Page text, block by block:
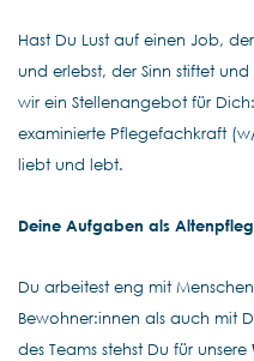
Hast Du Lust auf einen Job,
und erlebst, der Sinn stiftet
wir ein Stellenangebot für
examinierte Pflegefachkraft
liebt und lebt.
Deine Aufgaben als
Du arbeitest eng mit
Bewohner:innen als auch mit
des Teams stehst Du für unsere